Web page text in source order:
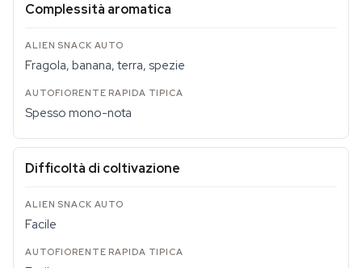
Complessità aromatica
Fragola, banana, terra, spezie
Spesso mono-nota
Difficoltà di coltivazione
Facile